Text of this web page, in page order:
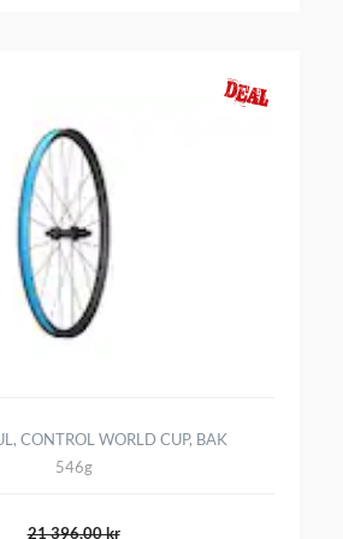
CONTROL WORLD CUP, BAK
546g
21 396,00 kr